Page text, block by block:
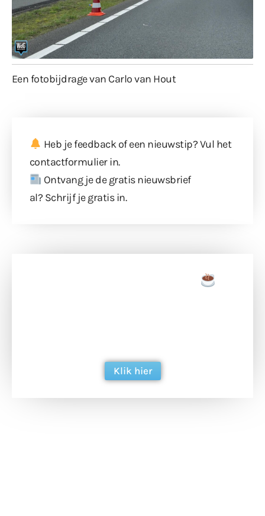
Een fotobijdrage van Carlo van Hout
Heb je feedback of een nieuwstip? Vul het
contactformulierin.
Ontvang je de gratis nieuwsbrief
al? Schrijf je gratis in.
Klik hier